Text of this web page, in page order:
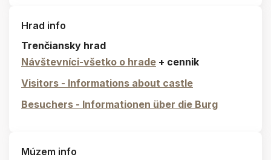
Hrad info
Trenčiansky hrad
Návštevníci-všetko o hrade + cennik
Visitors - Informations about castle
Besuchers - Informationen über die Burg
Múzem info